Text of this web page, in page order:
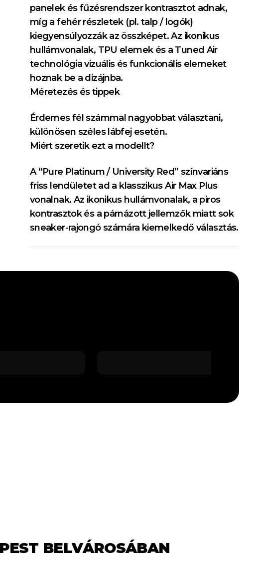
panelek és fűzésrendszer kontrasztot adnak,
míg a fehér részletek (pl. talp / logók)
kiegyensúlyozzák az összképet. Az ikonikus
hullámvonalak, TPU elemek és a Tuned Air
technológia vizuális és funkcionális elemeket
hoznak be a dizájnba.
Méretezés és tippek
Érdemes fél számmal nagyobbat választani,
különösen széles lábfej esetén.
Miért szeretik ezt a modellt?
A “Pure Platinum / University Red” színvariáns
friss lendületet ad a klasszikus Air Max Plus
vonalnak. Az ikonikus hullámvonalak, a piros
kontrasztok és a párnázott jellemzők miatt sok
sneaker-rajongó számára kiemelkedő választás.
BELVÁROSÁBAN